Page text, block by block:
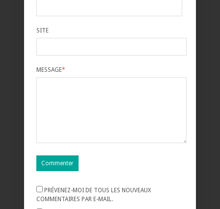
SITE
MESSAGE*
PRÉVENEZ-MOI DE TOUS LES NOUVEAUX
COMMENTAIRES PAR E-MAIL.